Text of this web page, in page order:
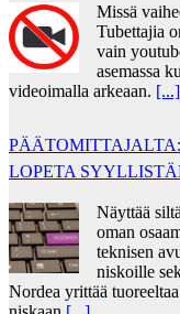
Missä
Tubettajia
vain
asemassa
videoimalla arkeaan. [...]
LOPETA
Näyttää
oman
teknisen
niskoille
Nordea yrittää